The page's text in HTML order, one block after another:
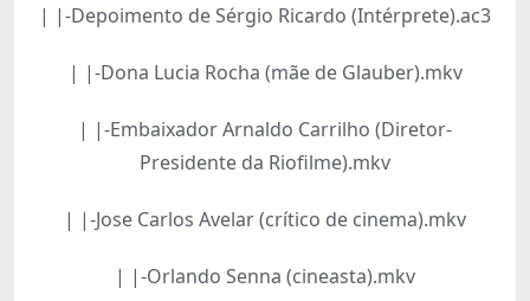
| |-Depoimento de Sérgio Ricardo (Intérprete).ac3
| |-Dona Lucia Rocha (mãe de Glauber).mkv
| |-Embaixador Arnaldo Carrilho (Diretor-
Presidente da Riofilme).mkv
| |-Jose Carlos Avelar (crítico de cinema).mkv
| |-Orlando Senna (cineasta).mkv